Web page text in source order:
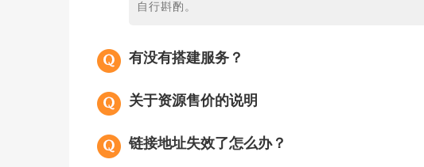
自行斟酌。
有没有搭建服务？
关于资源售价的说明
链接地址失效了怎么办？